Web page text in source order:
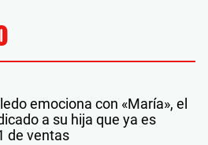
emociona con «María», el
a su hija que ya es
de ventas